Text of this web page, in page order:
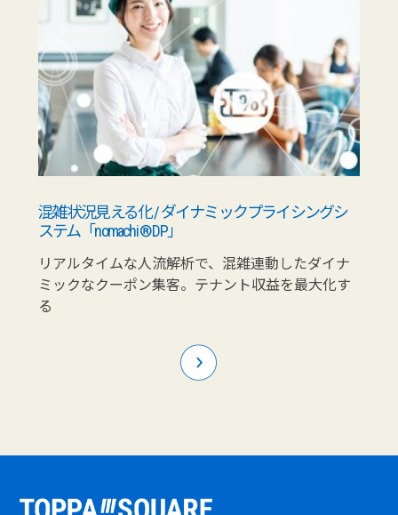
混雑状況見える化 / ダイナミックプライシングシ
ステム「nomachi ® DP」
リアルタイムな人流解析で、混雑連動したダイナ
ミックなクーポン集客。テナント収益を最大化す
る